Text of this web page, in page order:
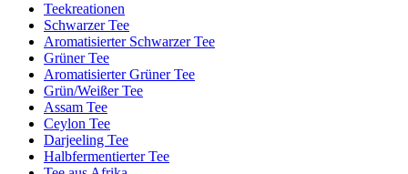
Teekreationen
Schwarzer Tee
Aromatisierter Schwarzer Tee
Grüner Tee
Aromatisierter Grüner Tee
Grün/Weißer Tee
Assam Tee
Ceylon Tee
Darjeeling Tee
Halbfermentierter Tee